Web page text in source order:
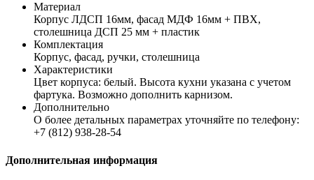
Материал
Корпус ЛДСП 16мм, фасад МДФ 16мм + ПВХ,
столешница ДСП 25 мм + пластик
Комплектация
Корпус, фасад, ручки, столешница
Характеристики
Цвет корпуса: белый. Высота кухни указана с учетом
фартука. Возможно дополнить карнизом.
Дополнительно
О более детальных параметрах уточняйте по телефону:
+7 (812) 938-28-54
Дополнительная информация